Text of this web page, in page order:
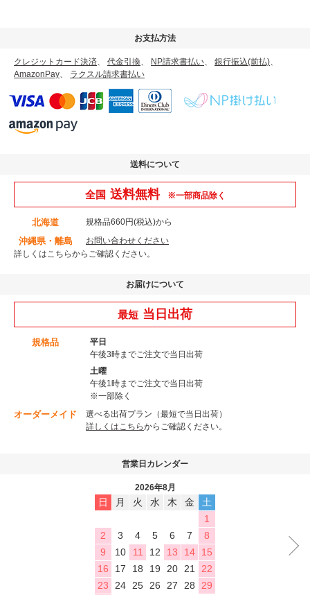
お支払方法
クレジットカード決済 代金引換 NP請求書払い 銀行振込(前払)
AmazonPay
ラクスル請求書払い
送料について
全国 送料無料 ※一部商品除く
北海道 規格品660円(税込)から
沖縄県・離島
お問い合わせください
詳しくはこちらからご確認ください。
お届けについて
最短 当日出荷
規格品
平日
午後3時までご注文で当日出荷
土曜
午後1時までご注文で当日出荷
※一部除く
オーダーメイド
選べる出荷プラン（最短で当日出荷）
詳しくはこちらからご確認ください。
営業日カレンダー
2026年8月
日 月 火 水 木 金
土
1
2
3 4 5 6 7
8
9
10 11 12 13 14
15
16
17 18 19 20 21
22
23
24 25 26 27 28
29